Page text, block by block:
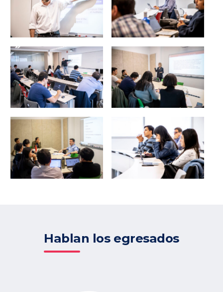
Hablan los egresados